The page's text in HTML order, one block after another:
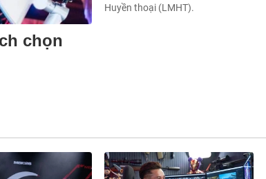
chọn
Huyền thoại (LMHT).